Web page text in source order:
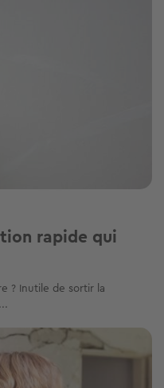
rapide qui
? Inutile de sortir la